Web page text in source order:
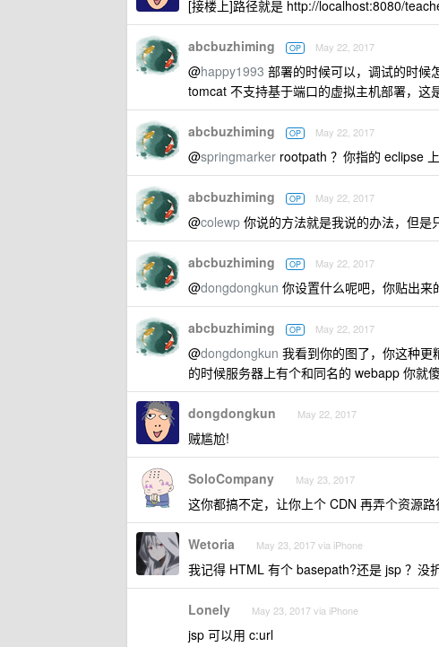
[接楼上]路径就是 http://localhost:8080/
abcbuzhiming OP May 22, 2017
@happy1993 部署的时候可以，调试的时候
tomcat 不支持基于端口的虚拟主机部署，这
abcbuzhiming OP May 22, 2017
@springmarker rootpath ？你指的 eclipse
abcbuzhiming OP May 22, 2017
@colewp 你说的方法就是我说的办法，但
abcbuzhiming OP May 22, 2017
@dongdongkun 你设置什么呢吧，你贴出来
abcbuzhiming OP May 22, 2017
@dongdongkun 我看到你的图了，你这种
的时候服务器上有个和同名的 webapp 你就
dongdongkun May 22, 2017
贼尴尬!
SoloCompany May 23, 2017
这你都搞不定，让你上个 CDN 再弄个资源路
Wetoria May 23, 2017 via iPhone
我记得 HTML 有个 basepath?还是 jsp ？没
Lonely May 23, 2017 via iPhone
jsp 可以用 c:url